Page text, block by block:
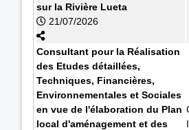
sur la Rivière Lueta
21/07/2026
Consultant pour la Réalisation
des Etudes détaillées,
Techniques, Financières,
Environnementales et Sociales
en vue de l'élaboration du Plan
local d'aménagement et des